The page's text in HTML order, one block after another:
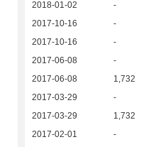
2018-01-02
-
2017-10-16
-
2017-10-16
-
2017-06-08
-
2017-06-08
1,732
2017-03-29
-
2017-03-29
1,732
2017-02-01
-